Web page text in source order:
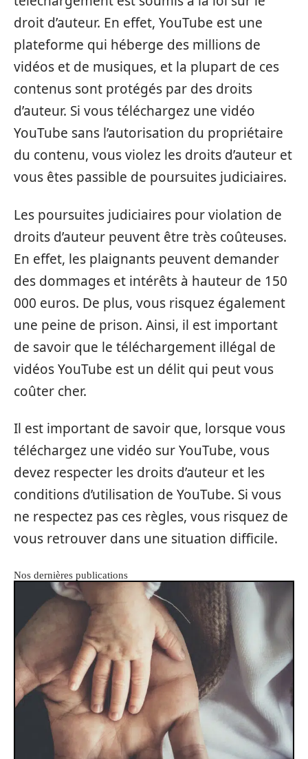
droit d’auteur. En effet, YouTube est une
plateforme qui héberge des millions de
vidéos et de musiques, et la plupart de ces
contenus sont protégés par des droits
d’auteur. Si vous téléchargez une vidéo
YouTube sans l’autorisation du propriétaire
du contenu, vous violez les droits d’auteur et
vous êtes passible de poursuites judiciaires.
Les poursuites judiciaires pour violation de
droits d’auteur peuvent être très coûteuses.
En effet, les plaignants peuvent demander
des dommages et intérêts à hauteur de 150
000 euros. De plus, vous risquez également
une peine de prison. Ainsi, il est important
de savoir que le téléchargement illégal de
vidéos YouTube est un délit qui peut vous
coûter cher.
Il est important de savoir que, lorsque vous
téléchargez une vidéo sur YouTube, vous
devez respecter les droits d’auteur et les
conditions d’utilisation de YouTube. Si vous
ne respectez pas ces règles, vous risquez de
vous retrouver dans une situation difficile.
Nos dernières publications